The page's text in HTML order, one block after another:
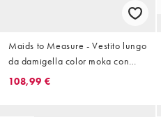
Maids to Measure - Vestito lungo
da damigella color moka con
spalline annodate
108,99 €